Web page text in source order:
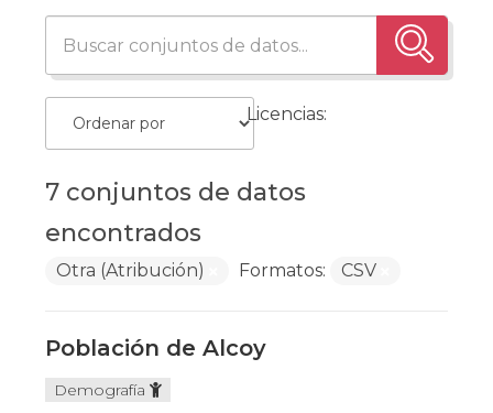
7 conjuntos de datos
encontrados
Licencias:
Otra (Atribución) Formatos: CSV
Población de Alcoy
Demografía